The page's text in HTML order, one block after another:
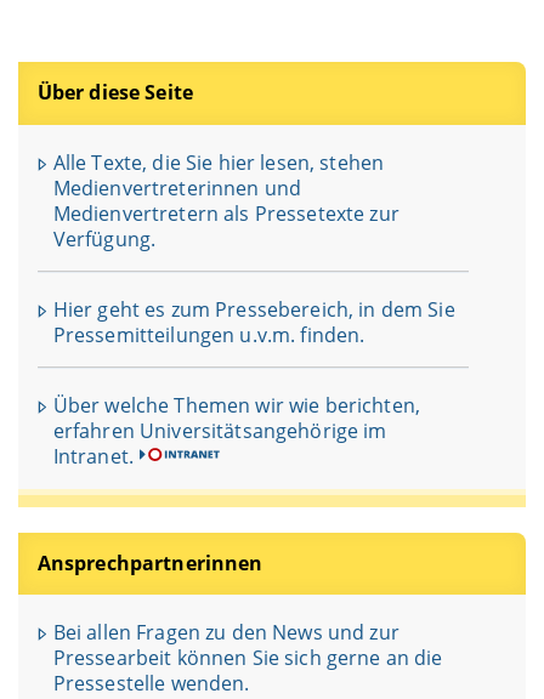
Über diese Seite
Alle Texte, die Sie hier lesen, stehen
Medienvertreterinnen und
Medienvertretern als Pressetexte zur
Verfügung.
Hier geht es zum Pressebereich, in dem Sie
Pressemitteilungen u.v.m. finden.
Über welche Themen wir wie berichten,
erfahren Universitätsangehörige im
Intranet.
Ansprechpartnerinnen
Bei allen Fragen zu den News und zur
Pressearbeit können Sie sich gerne an die
Pressestelle wenden.